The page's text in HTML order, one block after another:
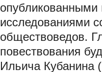
исследованиями
обществоведов.
повествования
Ильича Кубанина